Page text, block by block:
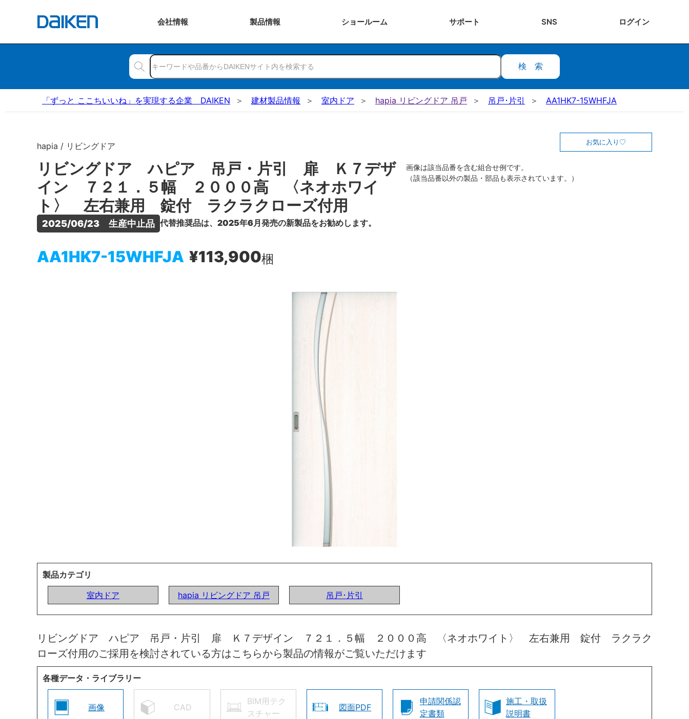
会社情報 製品情報 ショールーム サポート SNS ログイン
検索
「ずっと ここちいいね」を実現する企業 DAIKEN 建材製品情報 室内ドア hapia リビングドア 吊戸 吊戸･片引 AA1HK7-15WHFJA
hapia / リビングドア
リビングドア ハピア 吊戸・片引 扉 Ｋ７デザ
イン ７２１．５幅 ２０００高 〈ネオホワイ
ト〉 左右兼用 錠付 ラクラクローズ付用
2025/06/23　生産中止品 代替推奨品は、2025年6月発売の新製品をお勧めします。
AA1HK7-15WHFJA ¥113,900梱
お気に入り
画像は該当品番を含む組合せ例です。
（該当品番以外の製品・部品も表示されています。）
製品カテゴリ
室内ドア
hapia リビングドア 吊戸 吊戸･片引
リビングドア ハピア 吊戸・片引 扉 Ｋ７デザイン ７２１．５幅 ２０００高 〈ネオホワイト〉 左右兼用 錠付 ラクラク
ローズ付用のご採用を検討されている方はこちらから製品の情報がご覧いただけます
各種データ・ライブラリー
画像 CAD
BIM用テク
スチャー
図面PDF
申請関係認
定書類
施工・取扱
説明書